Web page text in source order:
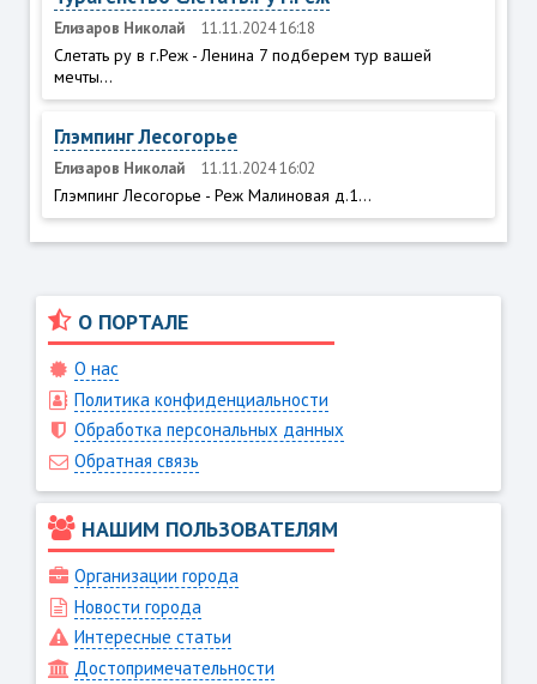
Елизаров Николай 11.11.2024 16:18
Слетать ру в г.Реж - Ленина 7 подберем тур вашей
мечты...
Глэмпинг Лесогорье
Елизаров Николай 11.11.2024 16:02
Глэмпинг Лесогорье - Реж Малиновая д.1...
О ПОРТАЛЕ
О нас
Политика конфиденциальности
Обработка персональных данных
Обратная связь
НАШИМ ПОЛЬЗОВАТЕЛЯМ
Организации города
Новости города
Интересные статьи
Достопримечательности